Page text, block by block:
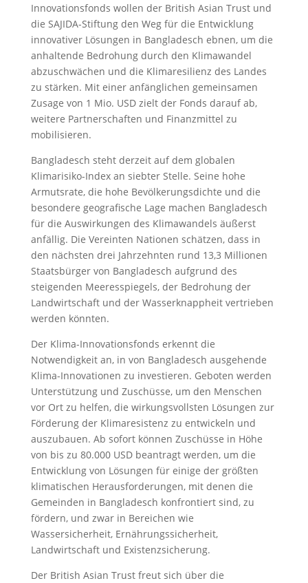
Innovationsfonds wollen der British Asian Trust und
die SAJIDA-Stiftung den Weg für die Entwicklung
innovativer Lösungen in Bangladesch ebnen, um die
anhaltende Bedrohung durch den Klimawandel
abzuschwächen und die Klimaresilienz des Landes
zu stärken. Mit einer anfänglichen gemeinsamen
Zusage von 1 Mio. USD zielt der Fonds darauf ab,
weitere Partnerschaften und Finanzmittel zu
mobilisieren.
Bangladesch steht derzeit auf dem globalen
Klimarisiko-Index an siebter Stelle. Seine hohe
Armutsrate, die hohe Bevölkerungsdichte und die
besondere geografische Lage machen Bangladesch
für die Auswirkungen des Klimawandels äußerst
anfällig. Die Vereinten Nationen schätzen, dass in
den nächsten drei Jahrzehnten rund 13,3 Millionen
Staatsbürger von Bangladesch aufgrund des
steigenden Meeresspiegels, der Bedrohung der
Landwirtschaft und der Wasserknappheit vertrieben
werden könnten.
Der Klima-Innovationsfonds erkennt die
Notwendigkeit an, in von Bangladesch ausgehende
Klima-Innovationen zu investieren. Geboten werden
Unterstützung und Zuschüsse, um den Menschen
vor Ort zu helfen, die wirkungsvollsten Lösungen zur
Förderung der Klimaresistenz zu entwickeln und
auszubauen. Ab sofort können Zuschüsse in Höhe
von bis zu 80.000 USD beantragt werden, um die
Entwicklung von Lösungen für einige der größten
klimatischen Herausforderungen, mit denen die
Gemeinden in Bangladesch konfrontiert sind, zu
fördern, und zwar in Bereichen wie
Wassersicherheit, Ernährungssicherheit,
Landwirtschaft und Existenzsicherung.
Der British Asian Trust freut sich über die